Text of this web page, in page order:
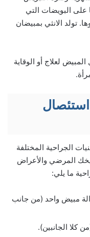
على البويضات التي
تولد الانثي بمبيضان
لعلاج أو الوقاية
استئصال
الجراحية المختلفة
المرضي والأعراض
ما يلي:
مبيض واحد (من جانب
كلا الجانبين).